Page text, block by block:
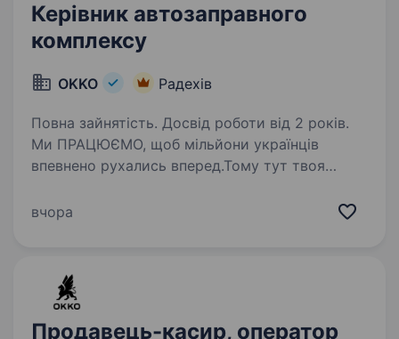
Керівник автозаправного
комплексу
OKKO Радехів
Повна зайнятість. Досвід роботи від 2 років.
Ми ПРАЦЮЄМО, щоб мільйони українців
впевнено рухались вперед.Тому тут твоя
до команди ОККО, формуймо надійний тил
вчора
Продавець-касир, оператор